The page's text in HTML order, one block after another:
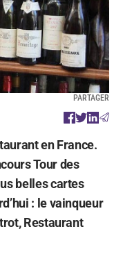
PARTAGER
en France.
Tour des
belles cartes
: le vainqueur
Restaurant